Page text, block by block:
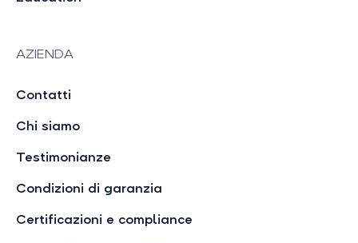
AZIENDA
Contatti
Chi siamo
Testimonianze
Condizioni di garanzia
Certificazioni e compliance